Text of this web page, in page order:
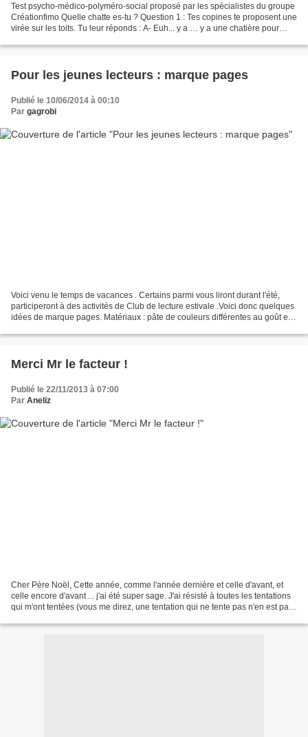
Test psycho-médico-polyméro-social proposé par les spécialistes du groupe
Créationfimo Quelle chatte es-tu ? Question 1 : Tes copines te proposent une
virée sur les toits. Tu leur réponds : A- Euh... y a … y a une chatière pour
Pour les jeunes lecteurs : marque pages
Publié le 10/06/2014 à 00:10
Par gagrobi
Voici venu le temps de vacances . Certains parmi vous liront durant l'été,
participeront à des activités de Club de lecture estivale .Voici donc quelques
idées de marque pages. Matériaux : pâte de couleurs différentes au goût et
Merci Mr le facteur !
Publié le 22/11/2013 à 07:00
Par Aneliz
Cher Père Noël, Cette année, comme l'année dernière et celle d'avant, et
celle encore d'avant ... j'ai été super sage. J'ai résisté à toutes les tentations
qui m'ont tentées (vous me direz, une tentation qui ne tente pas n'en est pas